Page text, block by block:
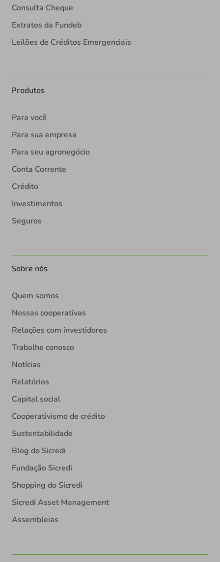
Consulta Cheque
Extratos da Fundeb
Leilões de Créditos Emergenciais
Produtos
Para você
Para sua empresa
Para seu agronegócio
Conta Corrente
Crédito
Investimentos
Seguros
Sobre nós
Quem somos
Nossas cooperativas
Relações com investidores
Trabalhe conosco
Notícias
Relatórios
Capital social
Cooperativismo de crédito
Sustentabilidade
Blog do Sicredi
Fundação Sicredi
Shopping do Sicredi
Sicredi Asset Management
Assembleias